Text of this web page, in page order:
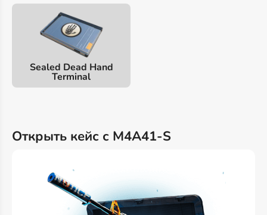
Sealed Dead Hand
Terminal
Открыть кейс с M4A41-S